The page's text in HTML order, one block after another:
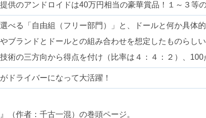
供のアンドロイドは40万円相当の豪華賞品！１～３等
べる「自由組（フリー部門）」と、ドールと何か具
ブランドとドールとの組み合わせを想定したものら
術の三方向から得点を付け（比率は４：４：２）、100
ドライバーになって大活躍！
（作者：千古一混）の巻頭ページ。